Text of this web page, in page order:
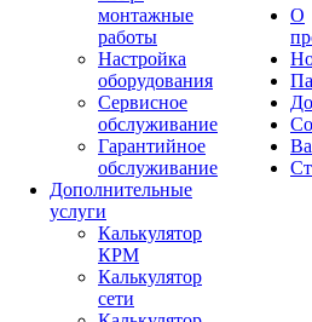
монтажные
работы
Настройка
оборудования
Сервисное
обслуживание
Гарантийное
обслуживание
Дополнительные
услуги
Калькулятор
КРМ
Калькулятор
сети
О